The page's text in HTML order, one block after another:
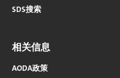
SDS搜索
相关信息
AODA政策